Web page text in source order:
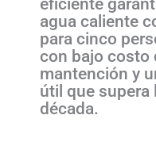
eficiente
agua caliente
para cinco
con bajo costo
mantención y
útil que supera
década.